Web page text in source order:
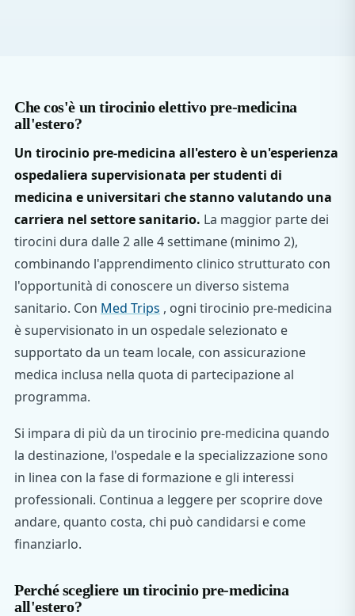
Che cos'è un tirocinio elettivo pre-medicina
all'estero?
Un tirocinio pre-medicina all'estero è un'esperienza
ospedaliera supervisionata per studenti di
medicina e universitari che stanno valutando una
carriera nel settore sanitario. La maggior parte dei
tirocini dura dalle 2 alle 4 settimane (minimo 2),
combinando l'apprendimento clinico strutturato con
l'opportunità di conoscere un diverso sistema
sanitario. Con Med Trips , ogni tirocinio pre-medicina
è supervisionato in un ospedale selezionato e
supportato da un team locale, con assicurazione
medica inclusa nella quota di partecipazione al
programma.
Si impara di più da un tirocinio pre-medicina quando
la destinazione, l'ospedale e la specializzazione sono
in linea con la fase di formazione e gli interessi
professionali. Continua a leggere per scoprire dove
andare, quanto costa, chi può candidarsi e come
finanziarlo.
Perché scegliere un tirocinio pre-medicina
all'estero?